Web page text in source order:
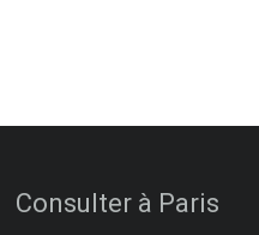
Consulter à Paris